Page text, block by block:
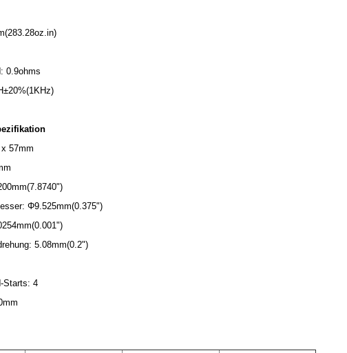
0.9ohms
57mm
Φ9.525mm(0.375")
5.08mm(0.2")
Starts: 4